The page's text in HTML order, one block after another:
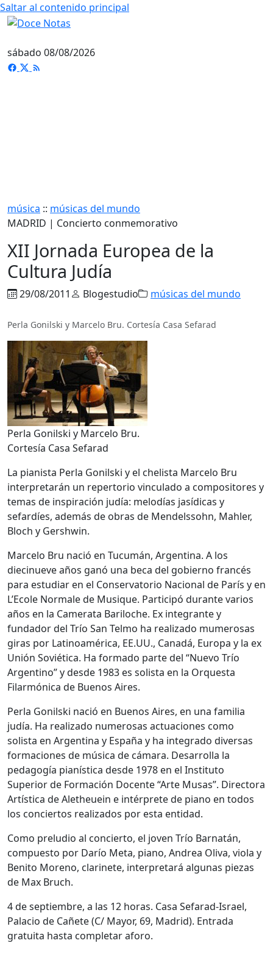
Saltar al contenido principal
sábado 08/08/2026
música :: músicas del mundo
MADRID | Concierto conmemorativo
XII Jornada Europea de la
Cultura Judía
29/08/2011 Blogestudio músicas del mundo
Perla Gonilski y Marcelo Bru. Cortesía Casa Sefarad
Perla Gonilski y Marcelo Bru.
Cortesía Casa Sefarad
La pianista Perla Gonilski y el chelista Marcelo Bru
interpretarán un repertorio vinculado a compositores y
temas de inspiración judía: melodías jasídicas y
sefardíes, además de obras de Mendelssohn, Mahler,
Bloch y Gershwin.
Marcelo Bru nació en Tucumán, Argentina. A los
diecinueve años ganó una beca del gobierno francés
para estudiar en el Conservatorio Nacional de París y en
L’Ecole Normale de Musique. Participó durante varios
años en la Camerata Bariloche. Ex integrante y
fundador del Trío San Telmo ha realizado mumerosas
giras por Latinoamérica, EE.UU., Canadá, Europa y la ex
Unión Soviética. Ha formado parte del “Nuevo Trío
Argentino” y desde 1983 es solista en la Orquesta
Filarmónica de Buenos Aires.
Perla Gonilski nació en Buenos Aires, en una familia
judía. Ha realizado numerosas actuaciones como
solista en Argentina y España y ha integrado diversas
formaciones de música de cámara. Desarrolla la
pedagogía pianística desde 1978 en el Instituto
Superior de Formación Docente “Arte Musas”. Directora
Artística de Aletheuein e intérprete de piano en todos
los conciertos realizados por esta entidad.
Como preludio al concierto, el joven Trío Barnatán,
compuesto por Darío Meta, piano, Andrea Oliva, viola y
Benito Moreno, clarinete, interpretará algunas piezas
de Max Bruch.
4 de septiembre, a las 12 horas. Casa Sefarad-Israel,
Palacio de Cañete (C/ Mayor, 69, Madrid). Entrada
gratuita hasta completar aforo.